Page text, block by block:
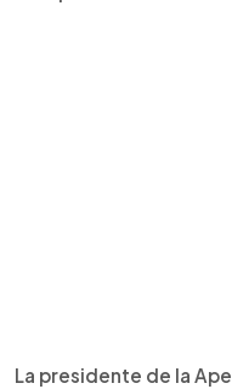
La presidente de la